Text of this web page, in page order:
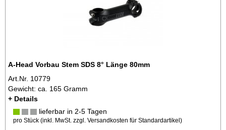
A-Head Vorbau Stem SDS 8° Länge 80mm
Art.Nr. 10779
Gewicht: ca. 165 Gramm
+ Details
lieferbar in 2-5 Tagen
pro Stück (inkl. MwSt. zzgl. Versandkosten für Standardartikel)